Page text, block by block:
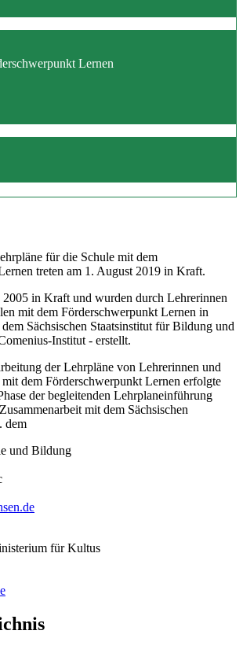
Lernen
für die Schule mit dem
treten am 1. August 2019 in Kraft.
in Kraft und wurden durch Lehrerinnen
mit dem Förderschwerpunkt Lernen in
Sächsischen Staatsinstitut für Bildung und
Institut - erstellt.
der Lehrpläne von Lehrerinnen und
dem Förderschwerpunkt Lernen erfolgte
der begleitenden Lehrplaneinführung
mit dem Sächsischen
dem
und Bildung
für Kultus